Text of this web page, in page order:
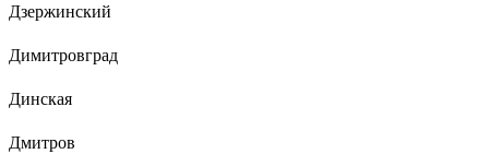
Дзержинский
Димитровград
Динская
Дмитров